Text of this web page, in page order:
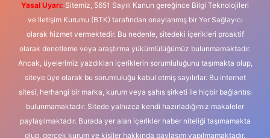
Yasal Uyarı: Sitemiz, 5651 Sayılı Kanun gereğince Bilgi Teknolojileri
ve İletişim Kurumu (BTK) tarafından onaylanmış bir Yer Sağlayıcı
olarak hizmet vermektedir. Bu nedenle, sitedeki içerikleri proaktif
olarak denetleme veya araştırma yükümlülüğümüz bulunmamaktadır.
Ancak, üyelerimiz yazdıkları içeriklerin sorumluluğunu taşımakta olup,
siteye üye olarak bu sorumluluğu kabul etmiş sayılırlar. Bu internet
sitesi, herhangi bir marka, kurum veya şahıs şirketi ile hiçbir bağlantısı
bulunmamaktadır. Sitede yalnızca kendi hazırladığımız makaleler
paylaşılmaktadır. Burada yer alan içerikler haber niteliği taşımamakta
olup, gerçek kurum ve kişiler hakkında paylaşım yapılmamaktadır.